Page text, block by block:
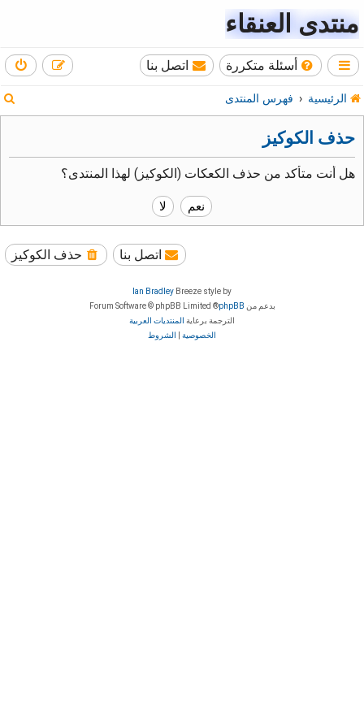
منتدى العنقاء
أسئلة متكررة اتصل بنا
الرئيسية فهرس المنتدى
حذف الكوكيز
هل أنت متأكد من حذف الكعكات (الكوكيز) لهذا المنتدى؟
حذف الكوكيز اتصل بنا
Breeze style by
Ian Bradley
بدعم من phpBB
® Forum Software © phpBB Limited
الترجمة برعاية المنتديات العربية
الخصوصية
الشروط